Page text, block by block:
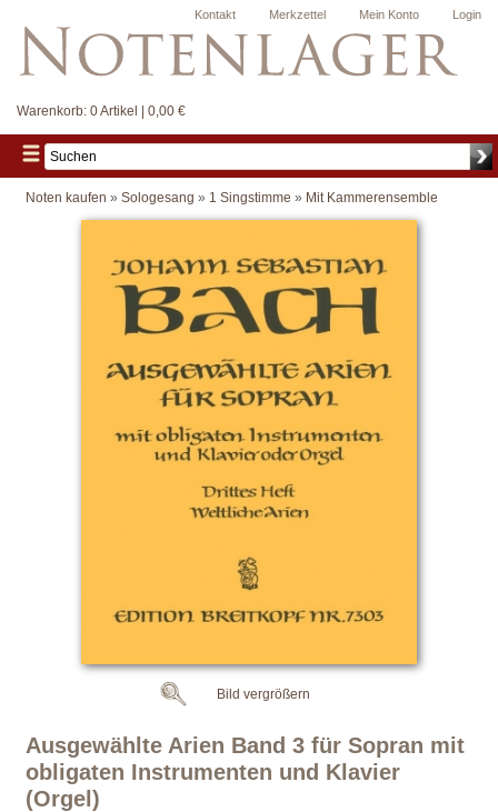
Login
Mein Konto
Merkzettel
Kontakt
Warenkorb: 0 Artikel | 0,00 €
Noten kaufen » Sologesang » 1 Singstimme » Mit Kammerensemble
Ausgewählte Arien Band 3 für Sopran mit
obligaten Instrumenten und Klavier
(Orgel)
Bild vergrößern